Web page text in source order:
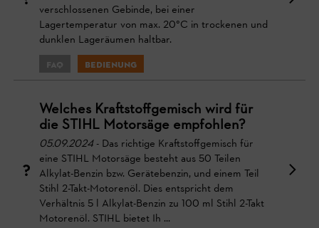
verschlossenen Gebinde, bei einer
Lagertemperatur von max. 20°C in trockenen und
dunklen Lageräumen haltbar.
FAQ Bedienung
Welches Kraftstoffgemisch wird für
die STIHL Motorsäge empfohlen?
05.09.2024- Das richtige Kraftstoffgemisch für
eine STIHL Motorsäge besteht aus 50 Teilen
Alkylat-Benzin bzw. Gerätebenzin, und einem Teil
Stihl 2-Takt-Motorenöl. Dies entspricht dem
Verhältnis 5 l Alkylat-Benzin zu 100 ml Stihl 2-Takt
Motorenöl. STIHL bietet Ih ...